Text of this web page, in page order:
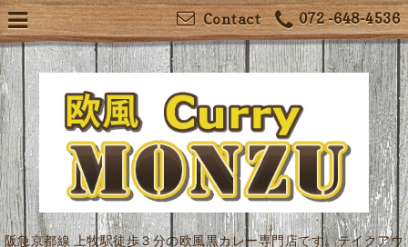
072 -648-4536
Contact
阪急京都線 上牧駅徒歩３分の欧風黒カレー専門店です。テイクアウ